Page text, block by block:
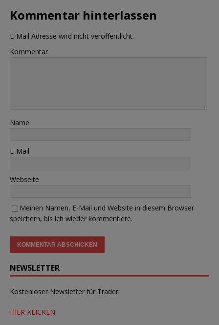
Kommentar hinterlassen
E-Mail Adresse wird nicht veröffentlicht.
Kommentar
Name
E-Mail
Webseite
Meinen Namen, E-Mail und Website in diesem Browser
speichern, bis ich wieder kommentiere.
NEWSLETTER
Kostenloser Newsletter für Trader
HIER KLICKEN